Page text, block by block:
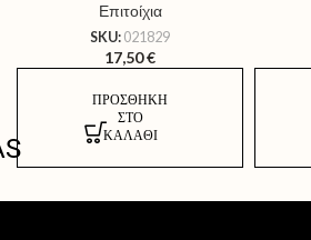
Επιτοίχια
SKU: 021829
17,50€
ΠΡΟΣΘΉΚΗ
ΣΤΟ
ΚΑΛΆΘΙ